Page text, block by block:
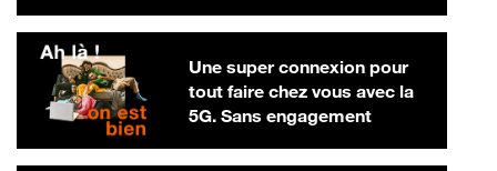
Une super connexion pour
tout faire chez vous avec la
5G. Sans engagement